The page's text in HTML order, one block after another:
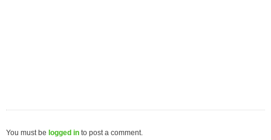
You must be logged in to post a comment.